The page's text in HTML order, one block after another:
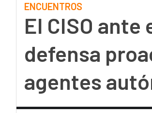
ENCUENTROS
El CISO
defensa
agentes